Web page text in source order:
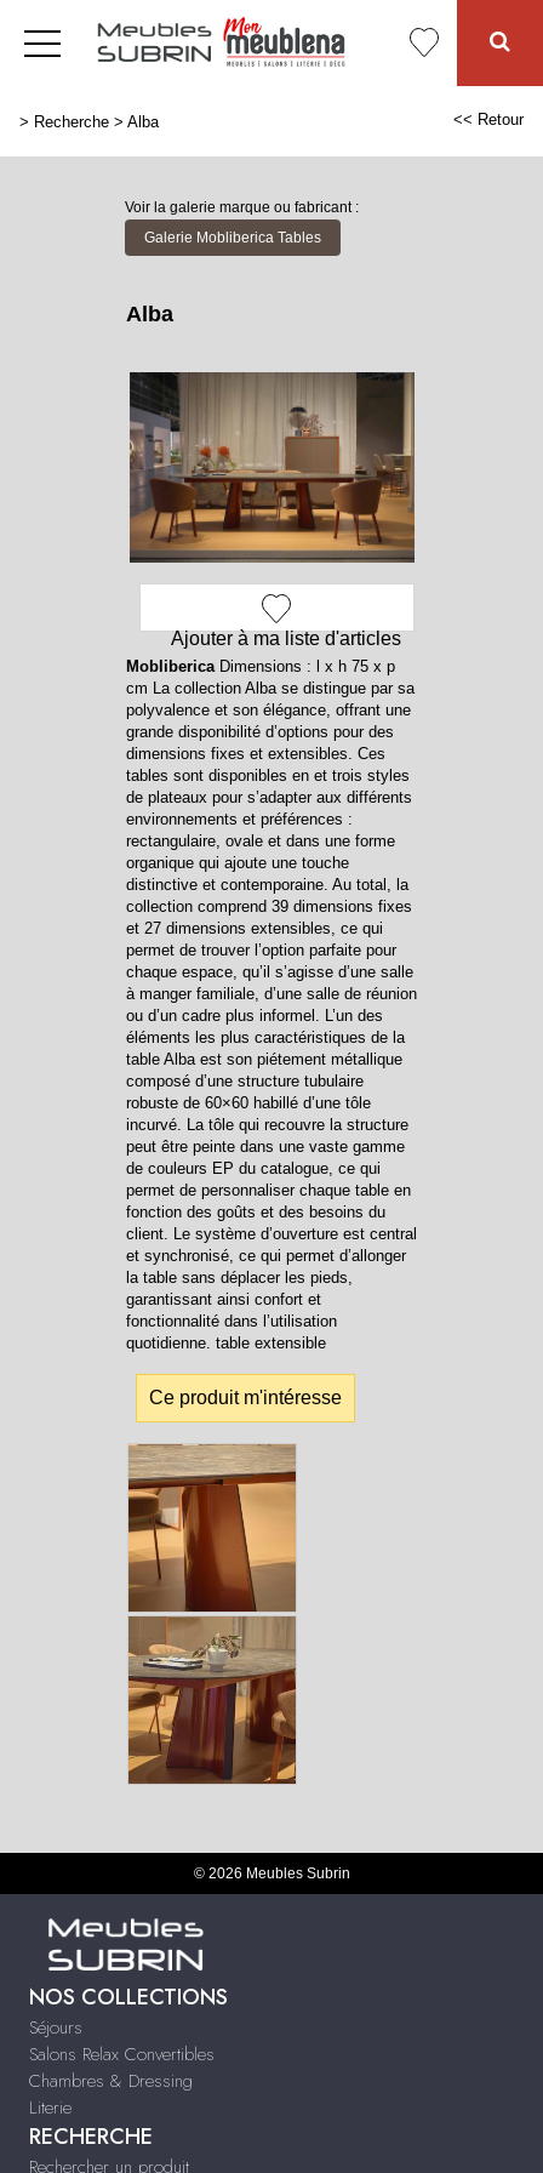
> Recherche > Alba << Retour
Voir la galerie marque ou fabricant :
Galerie Mobliberica Tables
Ajouter à ma liste d'articles
Alba
MoblibericaDimensions : l x h 75 x p
cm La collection Alba se distingue par sa
polyvalence et son élégance, offrant une
grande disponibilité d’options pour des
dimensions fixes et extensibles. Ces
tables sont disponibles en et trois styles
de plateaux pour s’adapter aux différents
environnements et préférences :
rectangulaire, ovale et dans une forme
organique qui ajoute une touche
distinctive et contemporaine. Au total, la
collection comprend 39 dimensions fixes
et 27 dimensions extensibles, ce qui
permet de trouver l’option parfaite pour
chaque espace, qu’il s’agisse d’une salle
à manger familiale, d’une salle de réunion
ou d’un cadre plus informel. L’un des
éléments les plus caractéristiques de la
table Alba est son piétement métallique
composé d’une structure tubulaire
robuste de 60×60 habillé d’une tôle
incurvé. La tôle qui recouvre la structure
peut être peinte dans une vaste gamme
de couleurs EP du catalogue, ce qui
permet de personnaliser chaque table en
fonction des goûts et des besoins du
client. Le système d’ouverture est central
et synchronisé, ce qui permet d’allonger
la table sans déplacer les pieds,
garantissant ainsi confort et
fonctionnalité dans l’utilisation
quotidienne. table extensible
Ce produit m'intéresse
© 2026 Meubles Subrin
NOS COLLECTIONS
Séjours
Salons Relax Convertibles
Chambres & Dressing
Literie
RECHERCHE
Rechercher un produit